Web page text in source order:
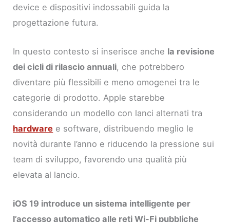
device e dispositivi indossabili guida la
progettazione futura.
In questo contesto si inserisce anche la revisione
dei cicli di rilascio annuali, che potrebbero
diventare più flessibili e meno omogenei tra le
categorie di prodotto. Apple starebbe
considerando un modello con lanci alternati tra
hardware e software, distribuendo meglio le
novità durante l’anno e riducendo la pressione sui
team di sviluppo, favorendo una qualità più
elevata al lancio.
iOS 19 introduce un sistema intelligente per
l’accesso automatico alle reti Wi-Fi pubbliche